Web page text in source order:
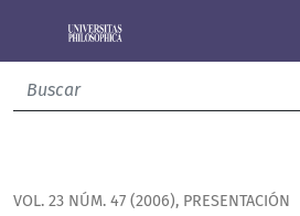
VOL. 23 NÚM. 47 (2006), PRESENTACIÓN